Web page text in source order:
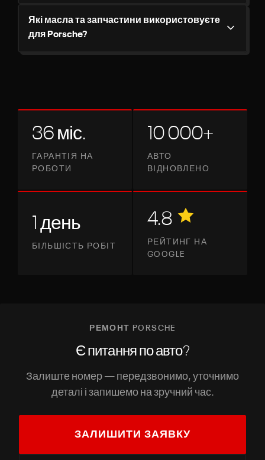
Які масла та запчастини використовуєте
для Porsche?
36 міс.
ГАРАНТІЯ НА
РОБОТИ
10 000+
АВТО
ВІДНОВЛЕНО
1 день
БІЛЬШІСТЬ РОБІТ
4.8
РЕЙТИНГ НА
GOOGLE
РЕМОНТ PORSCHE
Є питання по авто?
Залиште номер — передзвонимо, уточнимо
деталі і запишемо на зручний час.
ЗАЛИШИТИ ЗАЯВКУ